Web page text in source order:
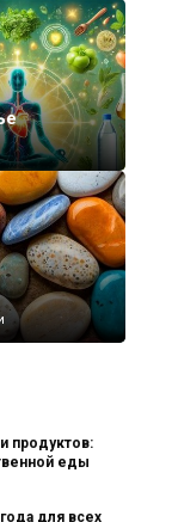
продуктов:
еды
для всех